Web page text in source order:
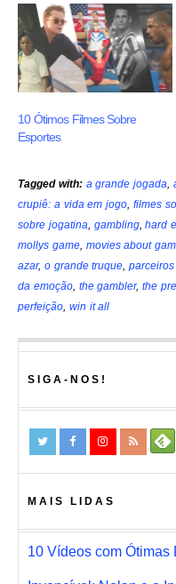
10 Ótimos Filmes Sobre
Esportes
Tagged with: a grande jogada ,
crupiê: a vida em jogo ,filmes
sobre jogatina gambling,hard
mollys game, movies about
azar, o grande truque ,
da emoção, the gambler,the
perfeição win it all
SIGA-NOS!
MAIS LIDAS
10 Vídeos com